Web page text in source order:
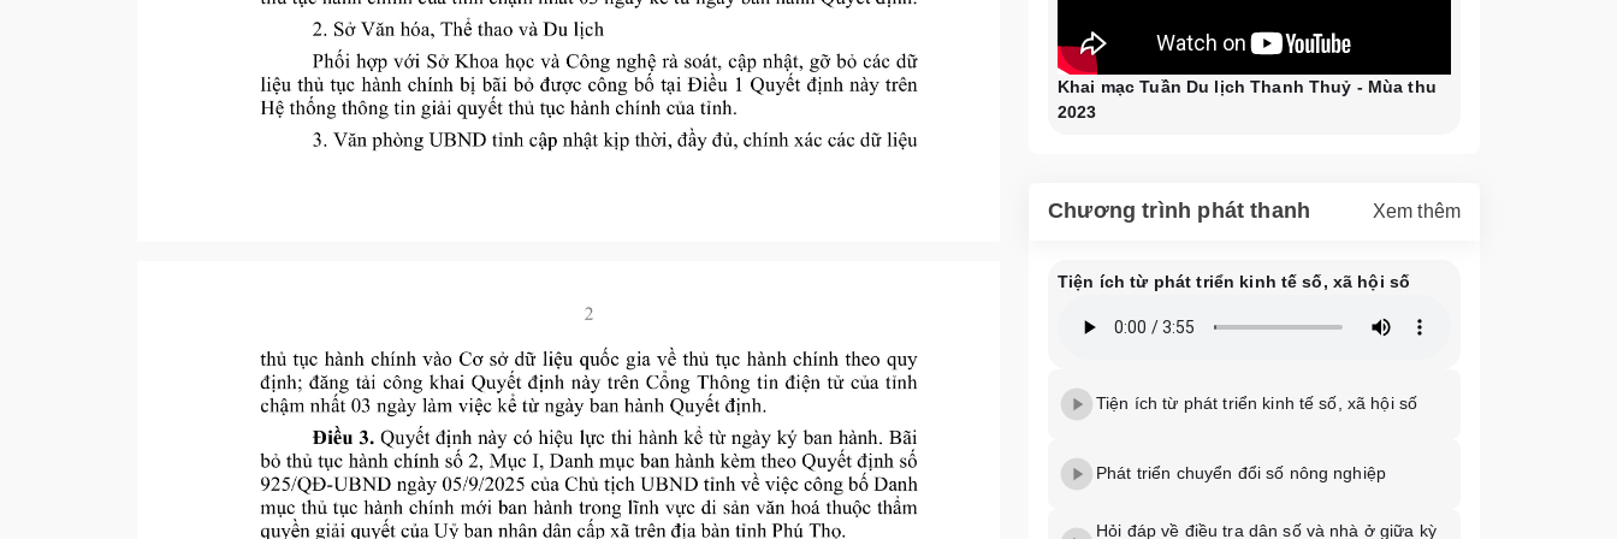
Khai mạc Tuần Du lịch Thanh Thuỷ - Mùa thu
2023
Chương trình phát thanh Xem thêm
Tiện ích từ phát triển kinh tế số, xã hội số
Tiện ích từ phát triển kinh tế số, xã hội số
Phát triển chuyển đổi số nông nghiệp
Hỏi đáp về điều tra dân số và nhà ở giữa kỳ